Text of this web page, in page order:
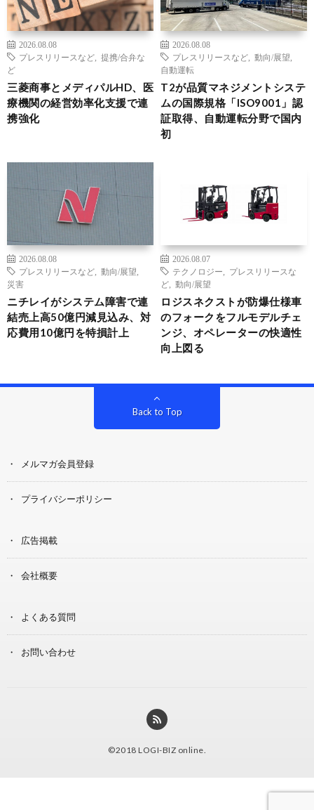
2026.08.08
プレスリリースなど
提携/合弁な
ど
三菱商事とメディパルHD、医
療機関の経営効率化支援で連
携強化
2026.08.08
プレスリリースなど
動向/展望
自動運転
T2が品質マネジメントシステ
ムの国際規格「ISO9001」認
証取得、自動運転分野で国内
初
2026.08.08
プレスリリースなど
動向/展望
災害
ニチレイがシステム障害で連
結売上高50億円減見込み、対
応費用10億円を特損計上
2026.08.07
テクノロジー
プレスリリースな
ど
動向/展望
ロジスネクストが防爆仕様車
のフォークをフルモデルチェ
ンジ、オペレーターの快適性
向上図る
Back to Top
メルマガ会員登録
プライバシーポリシー
広告掲載
会社概要
よくある質問
お問い合わせ
©2018 LOGI-BIZ online